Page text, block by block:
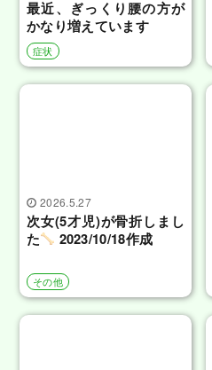
最近、ぎっくり腰の方が
かなり増えています
症状
2026.5.27
次女(5才児)が骨折しまし
た
2023/10/18作成
その他